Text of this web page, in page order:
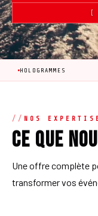
[
MURS LED
NOS
Ce que
Une offre complète
transformer vos